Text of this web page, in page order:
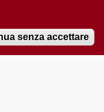
senza accettare